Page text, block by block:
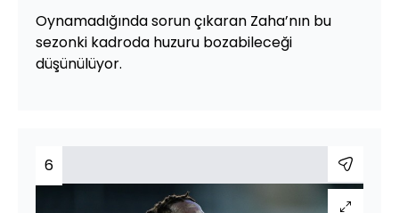
Oynamadığında sorun çıkaran Zaha’nın bu
sezonki kadroda huzuru bozabileceği
düşünülüyor.
6